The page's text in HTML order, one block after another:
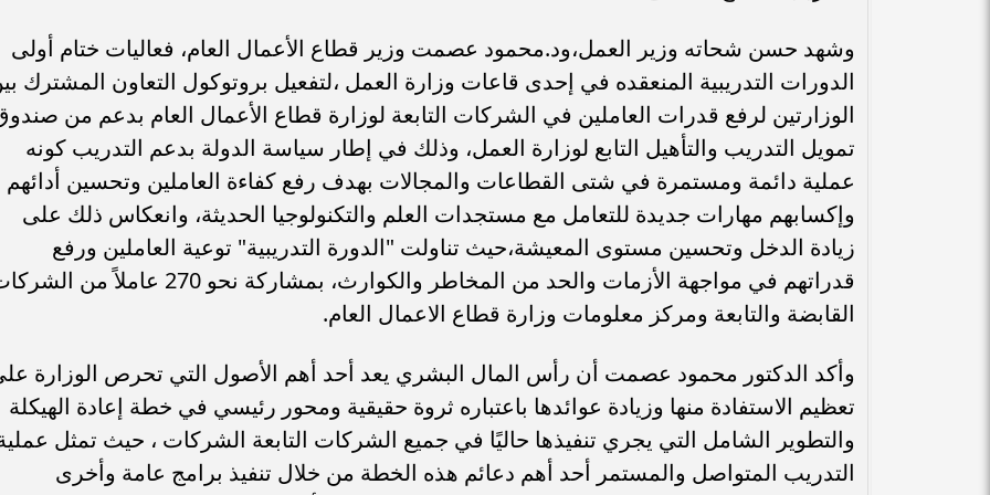
وشهد حسن شحاته وزير العمل،ود.محمود عصمت وزير قطاع الأعمال العام، فعاليات ختام أولى
الدورات التدريبية المنعقده في إحدى قاعات وزارة العمل ،لتفعيل بروتوكول التعاون المشترك
الوزارتين لرفع قدرات العاملين في الشركات التابعة لوزارة قطاع الأعمال العام بدعم من
تمويل التدريب والتأهيل التابع لوزارة العمل، وذلك في إطار سياسة الدولة بدعم التدريب كونه
عملية دائمة ومستمرة في شتى القطاعات والمجالات بهدف رفع كفاءة العاملين وتحسين أدائهم
وإكسابهم مهارات جديدة للتعامل مع مستجدات العلم والتكنولوجيا الحديثة، وانعكاس ذلك على
زيادة الدخل وتحسين مستوى المعيشة،حيث تناولت "الدورة التدريبية" توعية العاملين ورفع
قدراتهم في مواجهة الأزمات والحد من المخاطر والكوارث، بمشاركة نحو 270 عاملاً من
القابضة والتابعة ومركز معلومات وزارة قطاع الاعمال العام.
وأكد الدكتور محمود عصمت أن رأس المال البشري يعد أحد أهم الأصول التي تحرص الوزارة
تعظيم الاستفادة منها وزيادة عوائدها باعتباره ثروة حقيقية ومحور رئيسي في خطة إعادة الهيكلة
والتطوير الشامل التي يجري تنفيذها حاليًا في جميع الشركات التابعة الشركات ، حيث تمثل
التدريب المتواصل والمستمر أحد أهم دعائم هذه الخطة من خلال تنفيذ برامج عامة وأخرى